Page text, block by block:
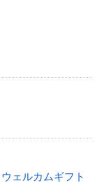
ウェルカムギフト